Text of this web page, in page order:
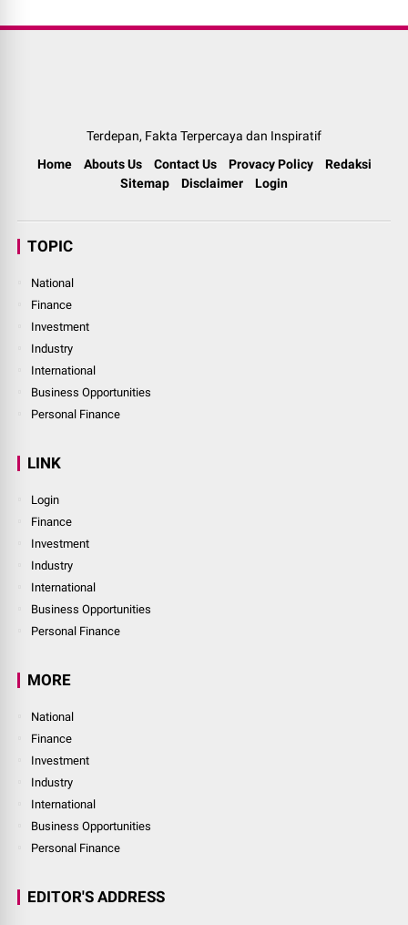
Terdepan, Fakta Terpercaya dan Inspiratif
Home
Abouts Us Contact Us Provacy Policy
Redaksi
Sitemap
Disclaimer Login
TOPIC
National
Finance
Investment
Industry
International
Business Opportunities
Personal Finance
LINK
Login
Finance
Investment
Industry
International
Business Opportunities
Personal Finance
MORE
National
Finance
Investment
Industry
International
Business Opportunities
Personal Finance
EDITOR'S ADDRESS